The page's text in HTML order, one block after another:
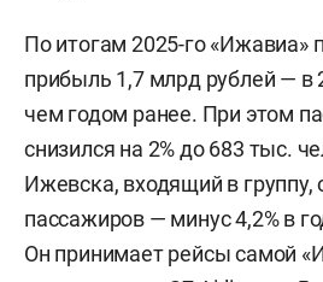
По итогам 2025-го «Ижавиа»
прибыль 1,7 млрд рублей — в
чем годом ранее. При этом
снизился на 2% до 683 тыс.
Ижевска, входящий в группу,
пассажиров — минус 4,2% в
Он принимает рейсы самой